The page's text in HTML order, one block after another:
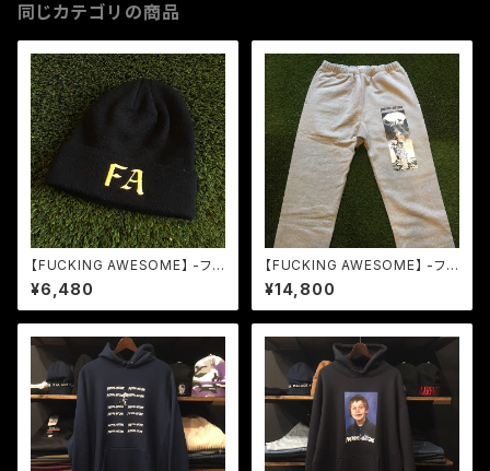
同じカテゴリの商品
【FUCKING AWESOME】 -ファ
ッキングオーサム-FA BEANIE
BLACK
¥6,480
【FUCKING AWESOME】 -ファ
ッキングオーサム-LORD OF B
OMBS SWEAT PANTS GRE
Y
¥14,800